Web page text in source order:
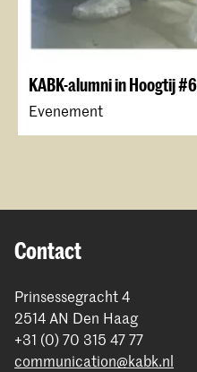
KABK-alumni in Hoogtij
Evenement
Contact
Prinsessegracht 4
2514 AN Den Haag
+31 (0) 70 315 47 77
communication@kabk.nl